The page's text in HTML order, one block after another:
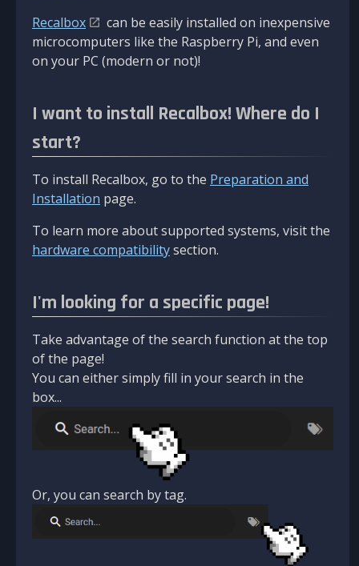
Recalbox
can be easily installed on inexpensive
microcomputers like the Raspberry Pi, and even
on your PC (modern or not)!
I want to install Recalbox! Where do I
start?
To install Recalbox, go to the Preparation and
Installation page.
To learn more about supported systems, visit the
hardware compatibilitysection.
I'm looking for a specific page!
Take advantage of the search function at the top
of the page!
You can either simply fill in your search in the
box...
Or, you can search by tag.